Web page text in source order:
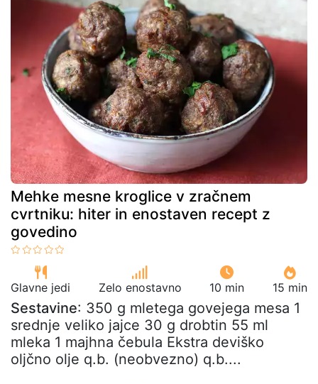
Mehke mesne kroglice v zračnem
cvrtniku: hiter in enostaven recept z
govedino
Glavne jedi Zelo enostavno 10 min 15 min
Sestavine: 350 g mletega govejega mesa 1
srednje veliko jajce 30 g drobtin 55 ml
mleka 1 majhna čebula Ekstra deviško
oljčno olje q.b. (neobvezno) q.b....